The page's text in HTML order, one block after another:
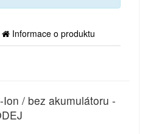
Informace o produktu
/ bez akumulátoru -